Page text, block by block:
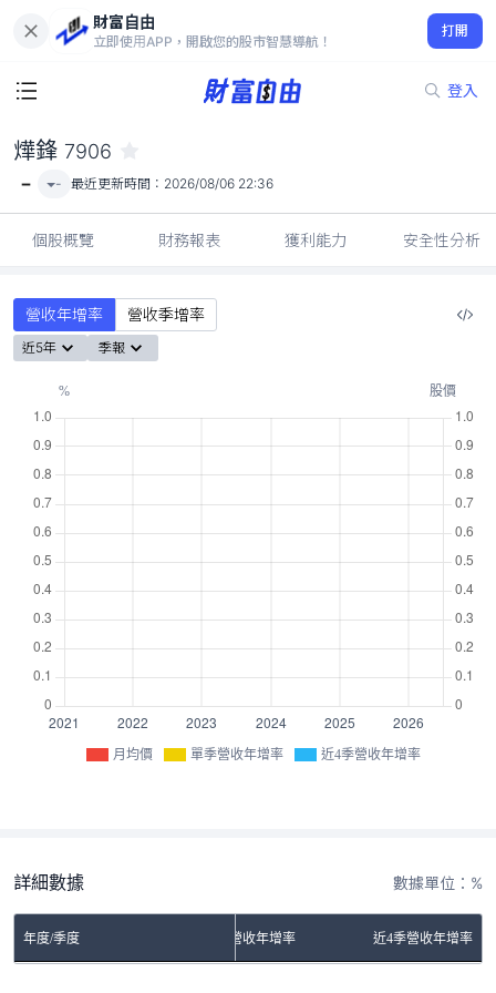
財富自由
立即使用APP，開啟您的股市智慧導航！
打開
登入
-
燁鋒 7906
- - 最近更新時間： 2026/08/06 22:36
個股概覽 財務報表 獲利能力 安全性分析
營收年增率 營收季增率
近5年 季報
月均價 單季營收年增率 近4季營收年增率
詳細數據 數據單位：%
年度/季度 單季營收年增率 近4季營收年增率